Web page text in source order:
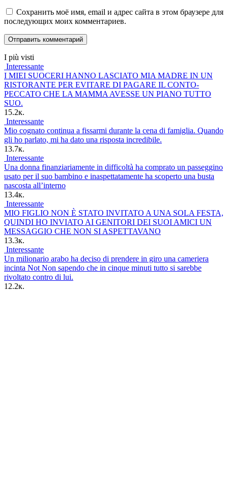
Сохранить моё имя, email и адрес сайта в этом браузере для
последующих моих комментариев.
I più visti
Interessante
I MIEI SUOCERI HANNO LASCIATO MIA MADRE IN UN
RISTORANTE PER EVITARE DI PAGARE IL CONTO-
PECCATO CHE LA MAMMA AVESSE UN PIANO TUTTO
SUO.
15.2к.
Interessante
Mio cognato continua a fissarmi durante la cena di famiglia. Quando
gli ho parlato, mi ha dato una risposta incredibile.
13.7к.
Interessante
Una donna finanziariamente in difficoltà ha comprato un passeggino
usato per il suo bambino e inaspettatamente ha scoperto una busta
nascosta all’interno
13.4к.
Interessante
MIO FIGLIO NON È STATO INVITATO A UNA SOLA FESTA,
QUINDI HO INVIATO AI GENITORI DEI SUOI AMICI UN
MESSAGGIO CHE NON SI ASPETTAVANO
13.3к.
Interessante
Un milionario arabo ha deciso di prendere in giro una cameriera
incinta Not Non sapendo che in cinque minuti tutto si sarebbe
rivoltato contro di lui.
12.2к.